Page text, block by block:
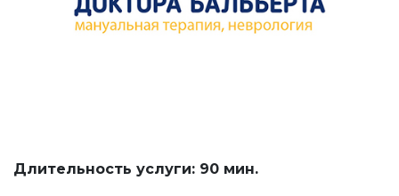
Длительность услуги: 90 мин.